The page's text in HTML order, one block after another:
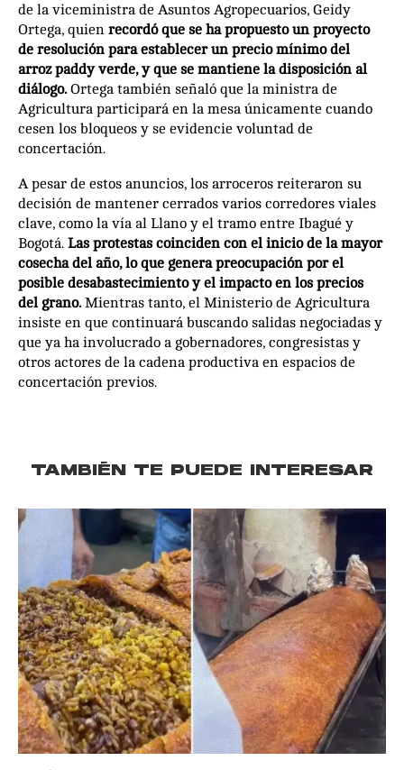
de la viceministra de Asuntos Agropecuarios, Geidy
Ortega, quien recordó que se ha propuesto un proyecto
de resolución para establecer un precio mínimo del
arroz paddy verde, y que se mantiene la disposición al
diálogo. Ortega también señaló que la ministra de
Agricultura participará en la mesa únicamente cuando
cesen los bloqueos y se evidencie voluntad de
concertación.
A pesar de estos anuncios, los arroceros reiteraron su
decisión de mantener cerrados varios corredores viales
clave, como la vía al Llano y el tramo entre Ibagué y
Bogotá. Las protestas coinciden con el inicio de la mayor
cosecha del año, lo que genera preocupación por el
posible desabastecimiento y el impacto en los precios
del grano. Mientras tanto, el Ministerio de Agricultura
insiste en que continuará buscando salidas negociadas y
que ya ha involucrado a gobernadores, congresistas y
otros actores de la cadena productiva en espacios de
concertación previos.
TAMBIÉN TE PUEDE INTERESAR